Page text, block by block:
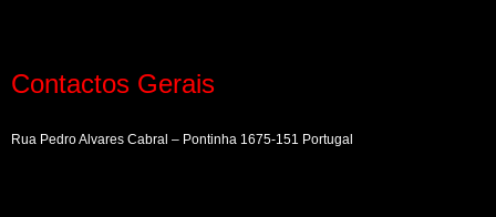
Contactos Gerais
Rua Pedro Alvares Cabral – Pontinha 1675-151 Portugal